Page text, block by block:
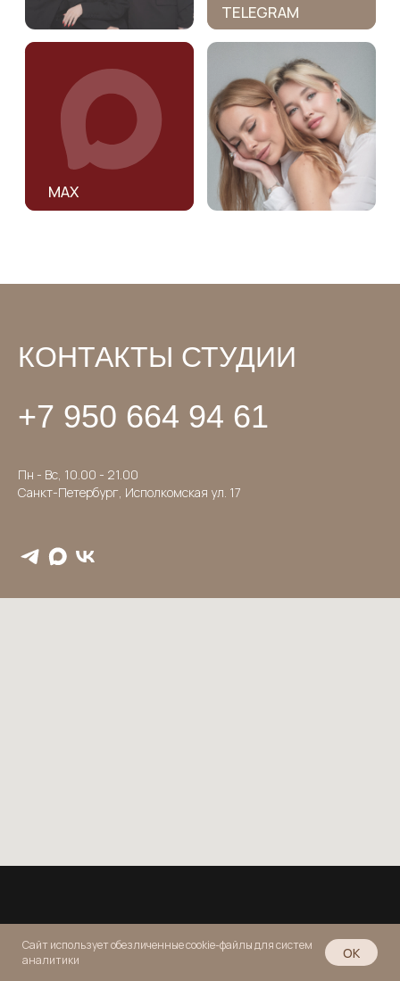
КОНТАКТЫ СТУДИИ
+7 950 664 94 61
Пн - Вс, 10.00 - 21.00
Санкт-Петербург, Исполкомская ул. 17
Сайт использует обезличенные cookie-файлы для систем
аналитики
OK